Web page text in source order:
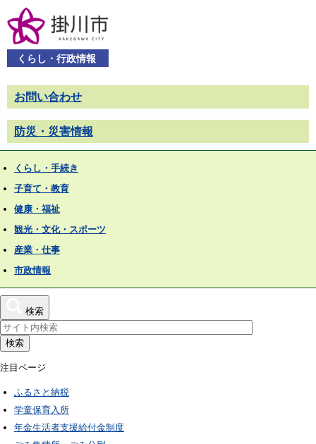
くらし・行政情報
お問い合わせ
防災・災害情報
くらし・手続き
子育て・教育
健康・福祉
観光・文化・スポーツ
産業・仕事
市政情報
検索
検索
注目ページ
ふるさと納税
学童保育入所
年金生活者支援給付金制度